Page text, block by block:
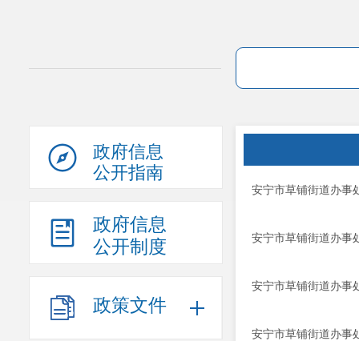
政府信息
公开指南
政府信息
公开制度
政策文件
安宁市草铺街道办事
安宁市草铺街道办事
安宁市草铺街道办事
安宁市草铺街道办事